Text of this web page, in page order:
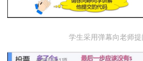
学生采用弹幕向老师提